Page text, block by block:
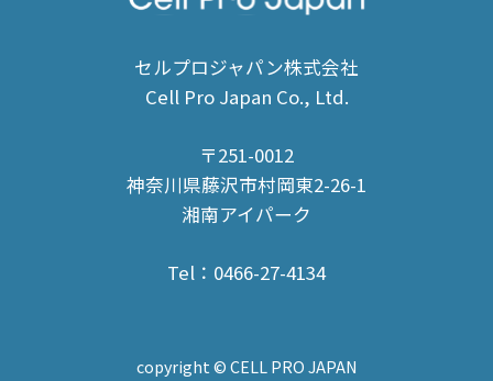
セルプロジャパン株式会社
Cell Pro Japan Co., Ltd.
〒251-0012
神奈川県藤沢市村岡東2-26-1
湘南アイパーク
Tel：0466-27-4134
copyright © CELL PRO JAPAN